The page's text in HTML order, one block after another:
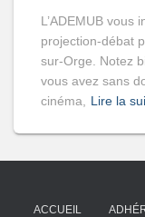
L’ADEMUB vous
projection-débat
sur-Orge. Notez
vous avez sans
cinéma,
Lire la
ACCUEIL